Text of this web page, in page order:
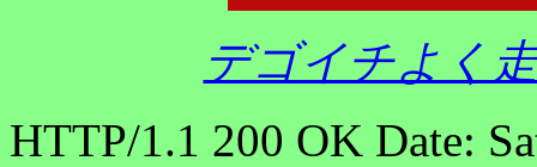
デゴイチよく
HTTP/1.1 200 OK Date: